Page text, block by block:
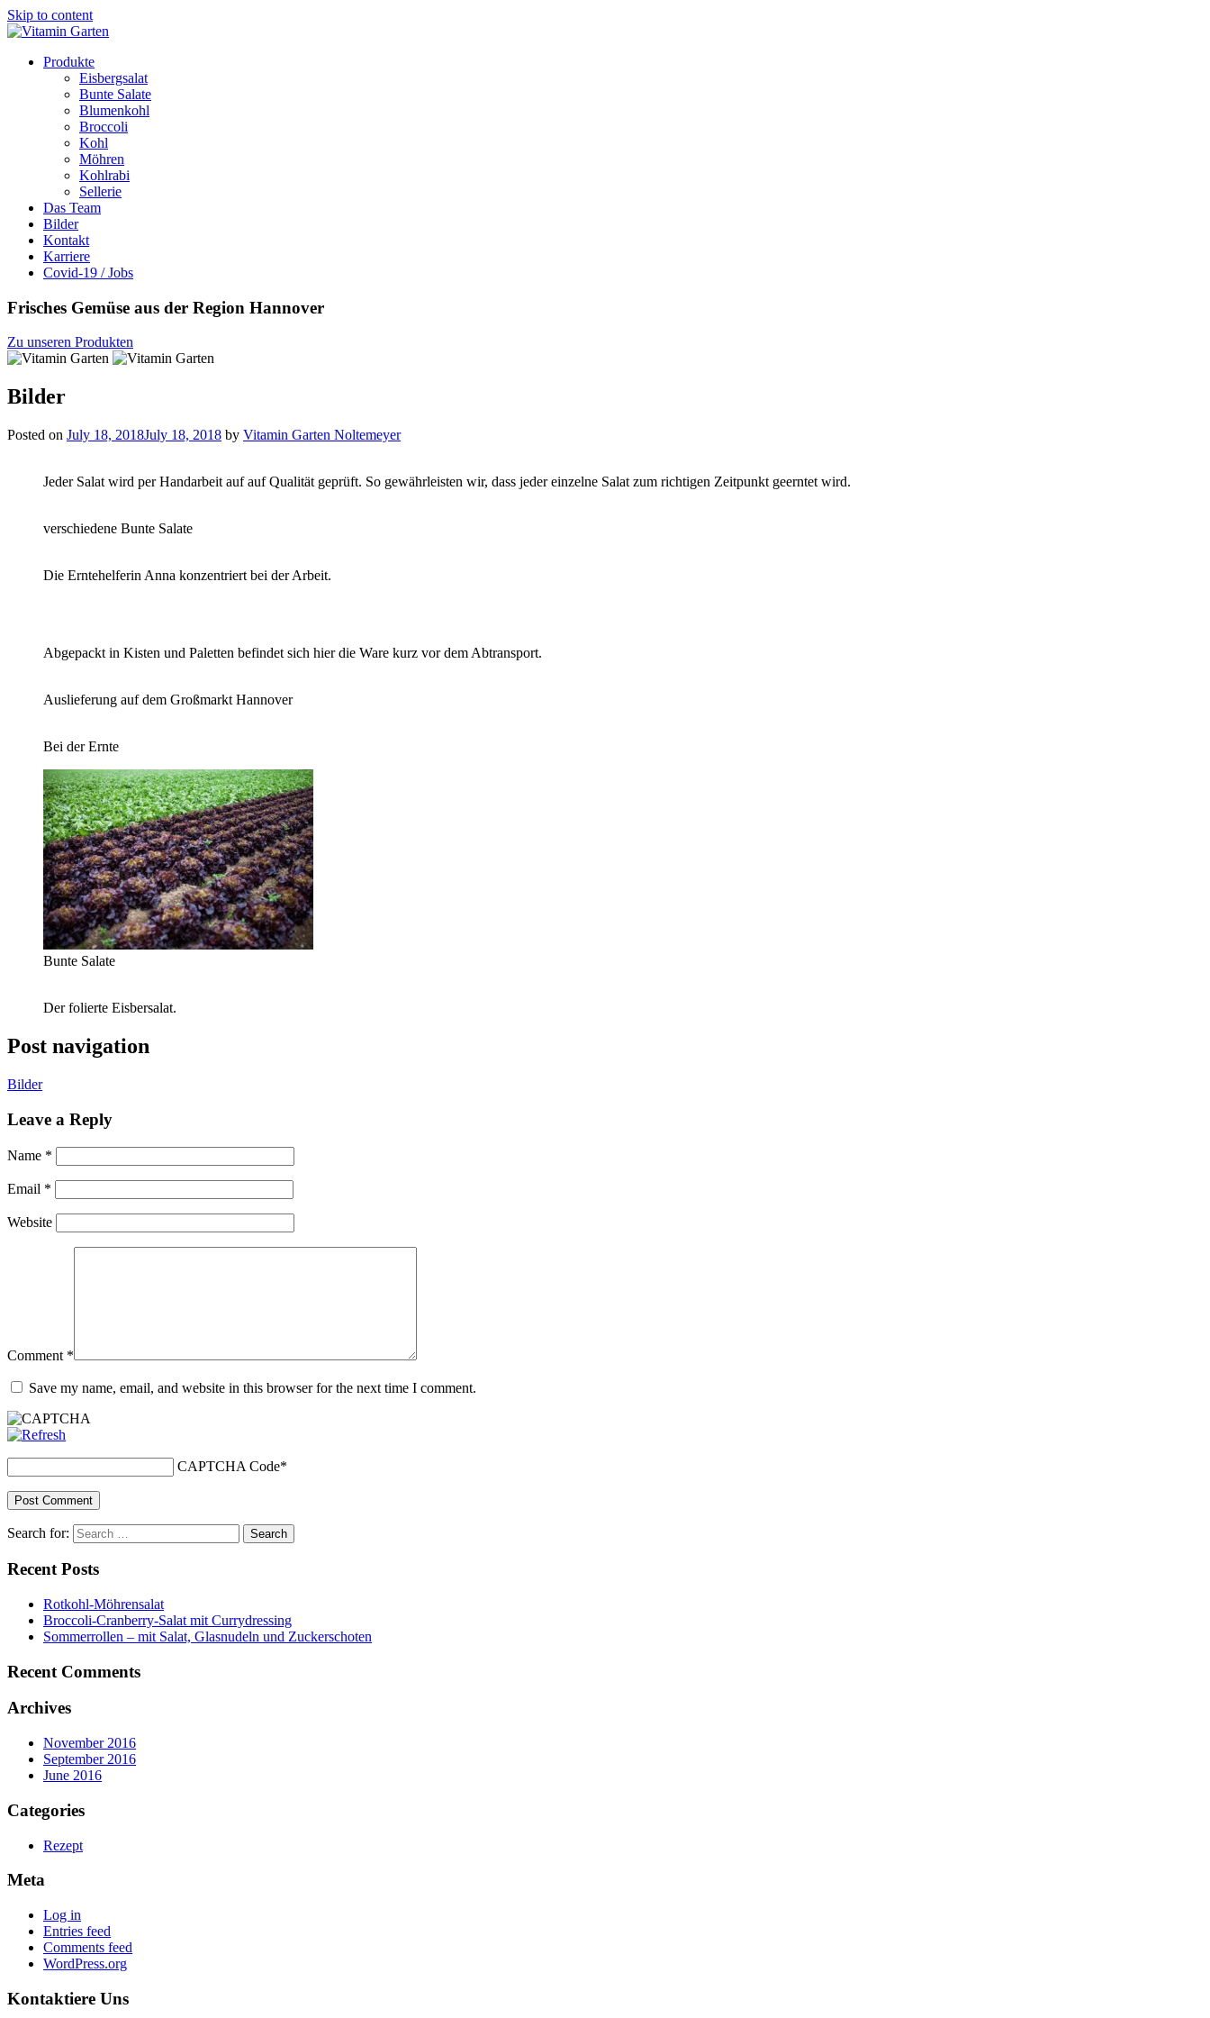
Skip to content
Produkte
Eisbergsalat
Bunte Salate
Blumenkohl
Broccoli
Kohl
Möhren
Kohlrabi
Sellerie
Das Team
Bilder
Kontakt
Karriere
Covid-19 / Jobs
Frisches Gemüse aus der Region Hannover
Zu unseren Produkten
Bilder
Posted on July 18, 2018July 18, 2018 by Vitamin Garten Noltemeyer
Jeder Salat wird per Handarbeit auf auf Qualität geprüft. So gewährleisten wir, dass jeder einzelne Salat zum richtigen Zeitpunkt geerntet wird.
verschiedene Bunte Salate
Die Erntehelferin Anna konzentriert bei der Arbeit.
Abgepackt in Kisten und Paletten befindet sich hier die Ware kurz vor dem Abtransport.
Auslieferung auf dem Großmarkt Hannover
Bei der Ernte
Bunte Salate
Der folierte Eisbersalat.
Post navigation
Bilder
Leave a Reply
Name *
Email *
Website
Comment *
Save my name, email, and website in this browser for the next time I comment.
CAPTCHA Code*
Search for:
Recent Posts
Rotkohl-Möhrensalat
Broccoli-Cranberry-Salat mit Currydressing
Sommerrollen – mit Salat, Glasnudeln und Zuckerschoten
Recent Comments
Archives
November 2016
September 2016
June 2016
Categories
Rezept
Meta
Log in
Entries feed
Comments feed
WordPress.org
Kontaktiere Uns